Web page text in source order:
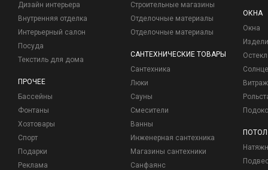
Дизайн интерьера
Внутренняя отделка
Интерьерный салон
Посуда
Текстиль для дома
ПРОЧЕЕ
Бассейны
Фонтаны
Хозтовары
Спорт
Подарки
Реклама
Строительные магазины
Отделочные материалы
Отделочные материалы
САНТЕХНИЧЕСКИЕ ТОВАРЫ
Сантехника
Люки
Сауны
Смесители
Ванны
Инженерная сантехника
Магазины сантехники
Санфаянс
ОКНА
Окна